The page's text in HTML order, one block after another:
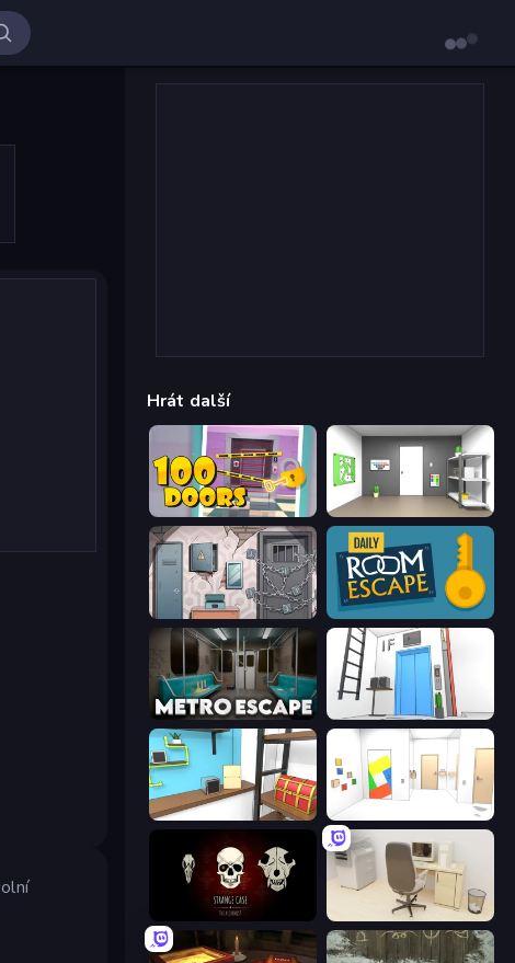
Hrát další
Open 100 Doors Paint Room Escape
Cube Stories: Escape Daily Room Escape
Metro Escape Elevator Room Escape
Game Cafe Escape Mirror Room Escape
House Escape: Office